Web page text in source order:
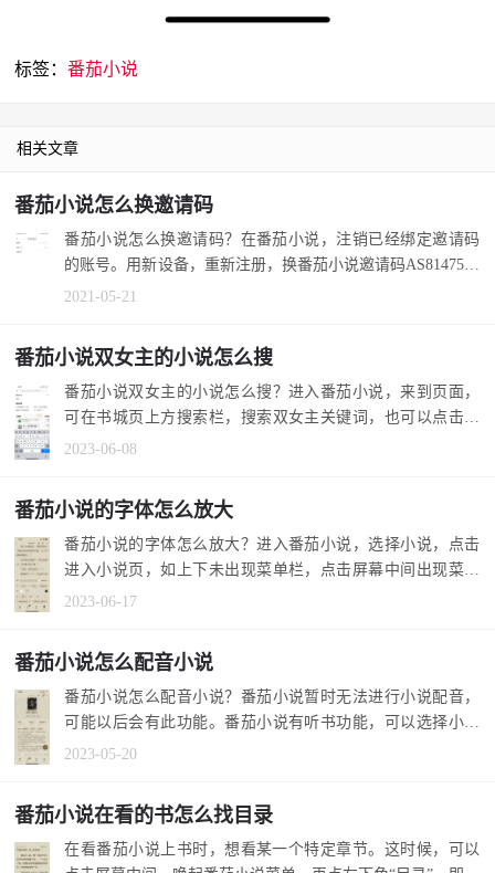
标签：番茄小说
相关文章
番茄小说怎么换邀请码
番茄小说怎么换邀请码？在番茄小说，注销已经绑定邀请码
的账号。用新设备，重新注册，换番茄小说邀请码AS8147503
05。 1.要明...
2021-05-21
番茄小说双女主的小说怎么搜
番茄小说双女主的小说怎么搜？进入番茄小说，来到页面，
可在书城页上方搜索栏，搜索双女主关键词，也可以点击下
方分类，点击...
2023-06-08
番茄小说的字体怎么放大
番茄小说的字体怎么放大？进入番茄小说，选择小说，点击
进入小说页，如上下未出现菜单栏，点击屏幕中间出现菜单
栏，选择右下...
2023-06-17
番茄小说怎么配音小说
番茄小说怎么配音小说？番茄小说暂时无法进行小说配音，
可能以后会有此功能。番茄小说有听书功能，可以选择小说
听书，还可以...
2023-05-20
番茄小说在看的书怎么找目录
在看番茄小说上书时，想看某一个特定章节。这时候，可以